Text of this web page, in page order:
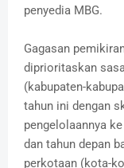
penyedia MBG.
Gagasan
diprioritaskan
(kabupaten-
tahun ini dengan
pengelolaannya
dan tahun depan
perkotaan (kota-